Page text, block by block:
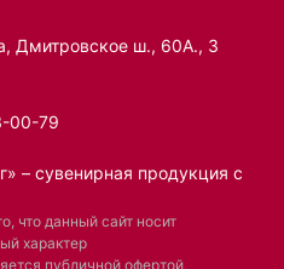
Дмитровское ш., 60А., 3
00-79
– сувенирная продукция с
что данный сайт носит
характер
публичной офертой,